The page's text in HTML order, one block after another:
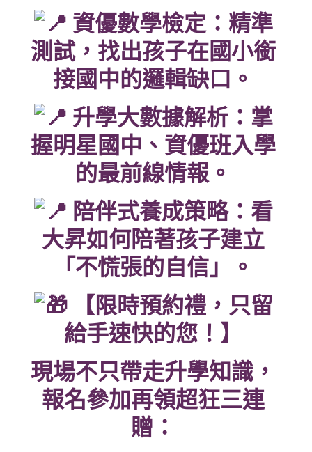
資優數學檢定：精準
測試，找出孩子在國小銜
接國中的邏輯缺口。
升學大數據解析：掌
握明星國中、資優班入學
的最前線情報。
陪伴式養成策略：看
大昇如何陪著孩子建立
「不慌張的自信」。
【限時預約禮，只留
給手速快的您！】
現場不只帶走升學知識，
報名參加再領超狂三連
贈：